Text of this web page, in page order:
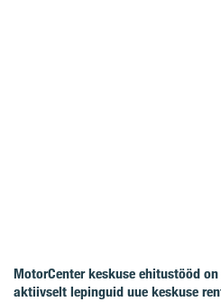
MotorCenter keskuse ehitustööd
aktiivselt lepinguid uue keskuse